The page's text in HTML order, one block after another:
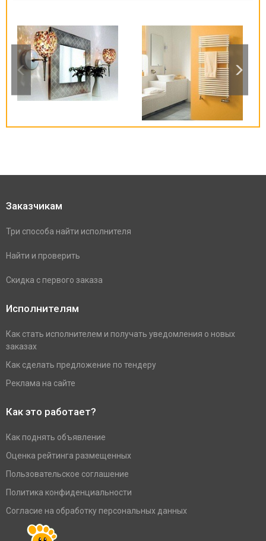
Заказчикам
Три способа найти исполнителя
Найти и проверить
Скидка с первого заказа
Исполнителям
Как стать исполнителем и получать уведомления о новых
заказах
Как сделать предложение по тендеру
Реклама на сайте
Как это работает?
Как поднять объявление
Оценка рейтинга размещенных
Пользовательское соглашение
Политика конфиденциальности
Согласие на обработку персональных данных